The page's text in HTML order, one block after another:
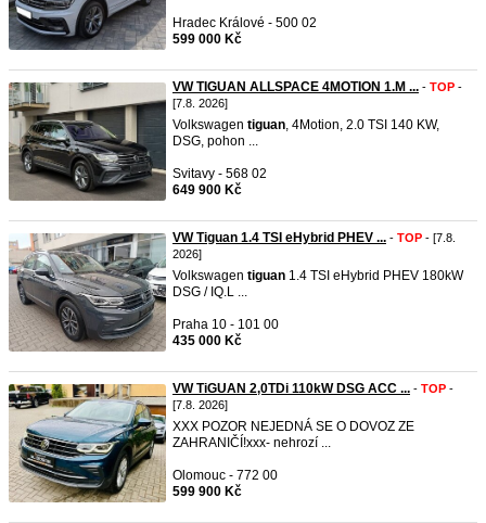
Hradec Králové - 500 02
599 000 Kč
VW TIGUAN ALLSPACE 4MOTION 1.M ... - TOP -
[7.8. 2026]
Volkswagen tiguan, 4Motion, 2.0 TSI 140 KW,
DSG, pohon ...
Svitavy - 568 02
649 900 Kč
VW Tiguan 1.4 TSI eHybrid PHEV ... - TOP - [7.8.
2026]
Volkswagen tiguan 1.4 TSI eHybrid PHEV 180kW
DSG / IQ.L ...
Praha 10 - 101 00
435 000 Kč
VW TiGUAN 2,0TDi 110kW DSG ACC ... - TOP -
[7.8. 2026]
XXX POZOR NEJEDNÁ SE O DOVOZ ZE
ZAHRANIČÍ!xxx- nehrozí ...
Olomouc - 772 00
599 900 Kč